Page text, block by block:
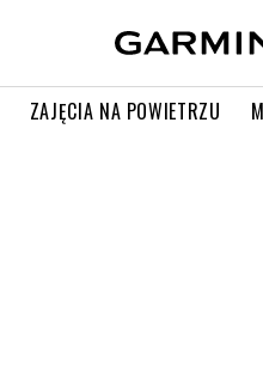
ZAJĘCIA NA POWIETRZU